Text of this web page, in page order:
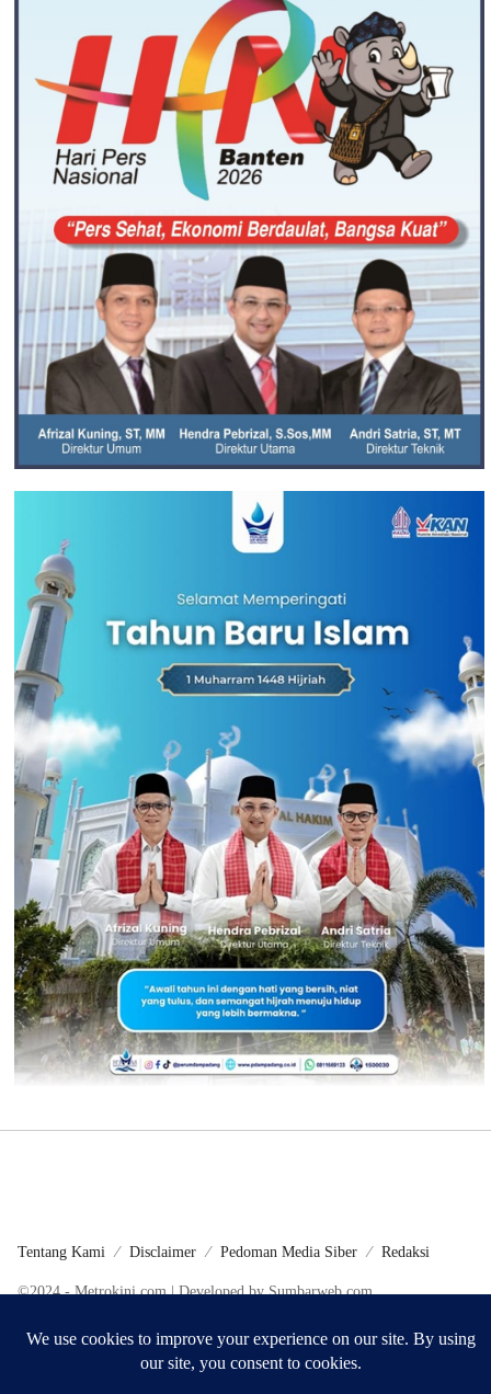
Tentang Kami Disclaimer Pedoman Media Siber Redaksi
©2024 - Metrokini.com | Developed by Sumbarweb.com